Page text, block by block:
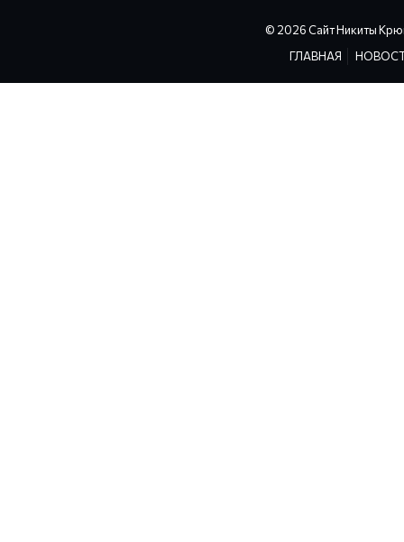
© 2026 Сайт Никиты
ГЛАВНАЯ